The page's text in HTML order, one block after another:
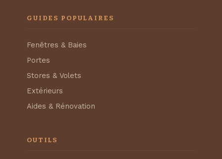
GUIDES POPULAIRES
Fenêtres & Baies
Portes
Stores & Volets
Extérieurs
Aides & Rénovation
OUTILS